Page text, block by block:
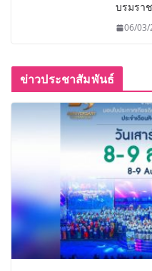
บรมรา
06/03/
ข่าวประชาสัมพันธ์